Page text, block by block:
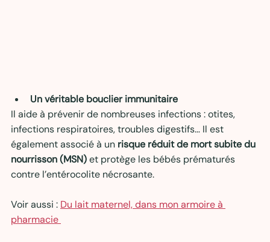
Un véritable bouclier immunitaire
Il aide à prévenir de nombreuses infections : otites,
infections respiratoires, troubles digestifs… Il est
également associé à un risque réduit de mort subite du
nourrisson (MSN) et protège les bébés prématurés
contre l’entérocolite nécrosante.
Voir aussi : Du lait maternel, dans mon armoire à
pharmacie